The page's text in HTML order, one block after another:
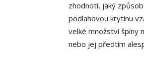
zhodnotí, jaký
podlahovou krytinu
velké množství špíny
nebo jej předtím